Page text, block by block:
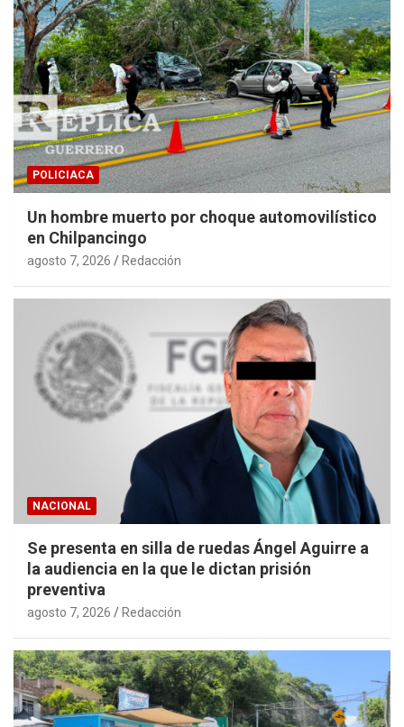
POLICIACA
Un hombre muerto por choque automovilístico
en Chilpancingo
agosto 7, 2026 Redacción
NACIONAL
Se presenta en silla de ruedas Ángel Aguirre a
la audiencia en la que le dictan prisión
preventiva
agosto 7, 2026 Redacción